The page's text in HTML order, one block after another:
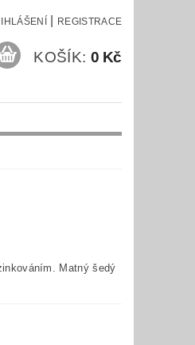
REGISTRACE
KOŠÍK: 0 Kč
Matný šedý